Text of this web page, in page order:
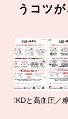
うコツ
CKDと高血圧／糖